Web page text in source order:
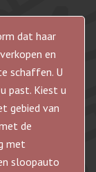
dat haar
en
schaffen. U
past. Kiest u
gebied van
de
met
sloopauto